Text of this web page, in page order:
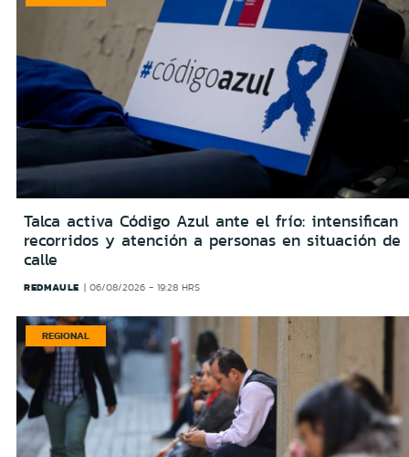
Talca activa Código Azul ante el frío: intensifican
recorridos y atención a personas en situación de
calle
REDMAULE 06/08/2026 - 19:28 HRS
REGIONAL